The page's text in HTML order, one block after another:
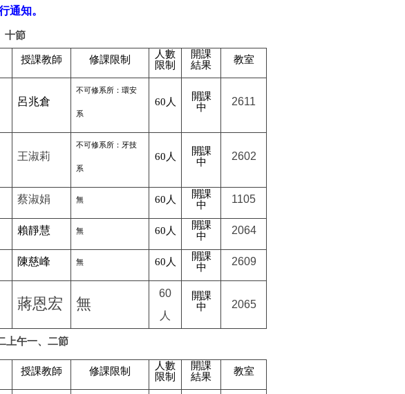
通知。
十節
授課教師 修課限制
人數
限制
開課
結果
教室
呂兆倉
不可修系所：環安
系
60人
開課
中
2611
王淑莉
不可修系所：牙技
系
60人
開課
中
2602
蔡淑娟 無 60人
開課
中
1105
賴靜慧 無 60人
開課
中
2064
陳慈峰 無 60人
開課
中
2609
蔣恩宏 無
60
人
開課
中
2065
上午一、二節
授課教師 修課限制
人數
限制
開課
結果
教室